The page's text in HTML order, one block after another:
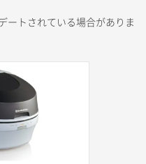
ートされている場合がありま